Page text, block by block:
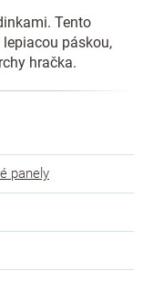
Tento
páskou,
hračka.
panely